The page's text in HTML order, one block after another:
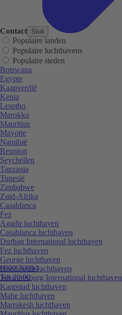
Contact Sluit
0800 70094
Tot 20:00
Populaire landen
Populaire luchthavens
Populaire steden
Botswana
Egypte
Kaapverdië
Kenia
Lesotho
Marokko
Mauritius
Mayotte
Namibië
Reunion
Seychellen
Tanzania
Tunesië
Zimbabwe
Zuid-Afrika
Casablanca
Fez
Agadir luchthaven
Casablanca luchthaven
Durban International luchthaven
Fez luchthaven
George luchthaven
Hoedspruit luchthaven
Johannesburg International luchthaven
Kaapstad luchthaven
Mahe luchthaven
Marrakesh luchthaven